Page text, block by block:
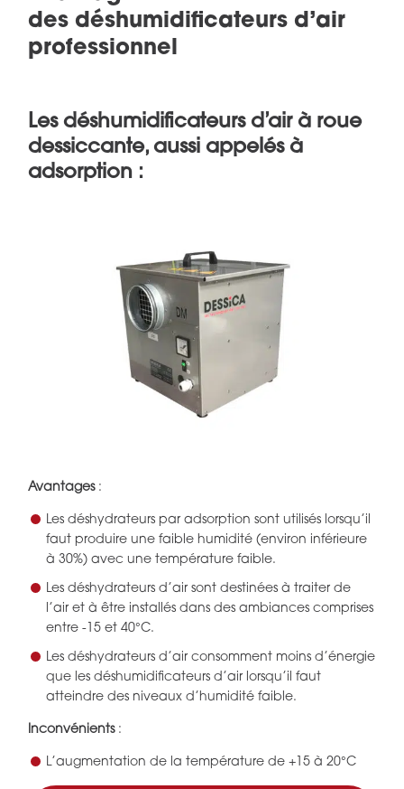
des déshumidificateurs d’air
professionnel
Les déshumidificateurs d’air à roue
dessiccante, aussi appelés à
adsorption :
Avantages:
Les déshydrateurs par adsorption sont utilisés lorsqu’il
faut produire une faible humidité (environ inférieure
à 30%) avec une température faible.
Les déshydrateurs d’air sont destinées à traiter de
l’air et à être installés dans des ambiances comprises
entre -15 et 40°C.
Les déshydrateurs d’air consomment moins d’énergie
que les déshumidificateurs d’air lorsqu’il faut
atteindre des niveaux d’humidité faible.
Inconvénients:
L’augmentation de la température de +15 à 20°C